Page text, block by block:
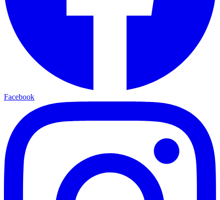
Facebook